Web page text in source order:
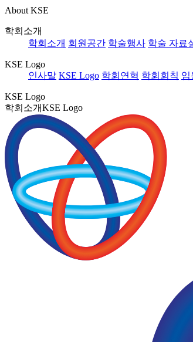
About KSE
학회소개
학회소개 회원공간 학술행사 학술 자료
KSE Logo
인사말 KSE Logo 학회연혁 학회회칙 임
KSE Logo
학회소개KSE Logo